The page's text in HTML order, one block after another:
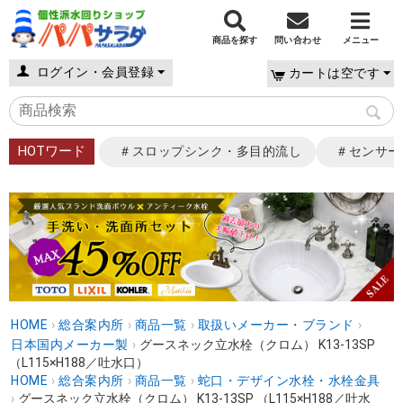
商品を探す 問い合わせ メニュー
ログイン・会員登録 カートは空です
HOTワード ＃スロップシンク・多目的流し ＃センサ
HOME › 総合案内所 › 商品一覧 › 取扱いメーカー・ブランド ›
日本国内メーカー製 › グースネック立水栓（クロム） K13-13SP
（L115×H188／吐水口）
HOME › 総合案内所 › 商品一覧 › 蛇口・デザイン水栓・水栓金具
› グースネック立水栓（クロム） K13-13SP （L115×H188／吐水